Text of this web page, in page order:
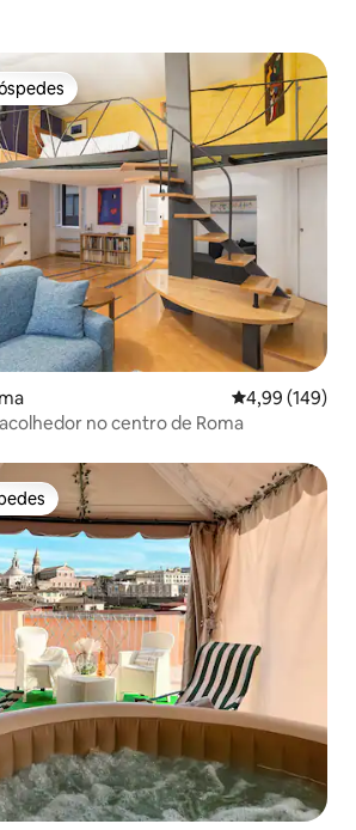
preferidos dos hóspedes
4,99 de uma
4,99 (149)
no centro de Roma